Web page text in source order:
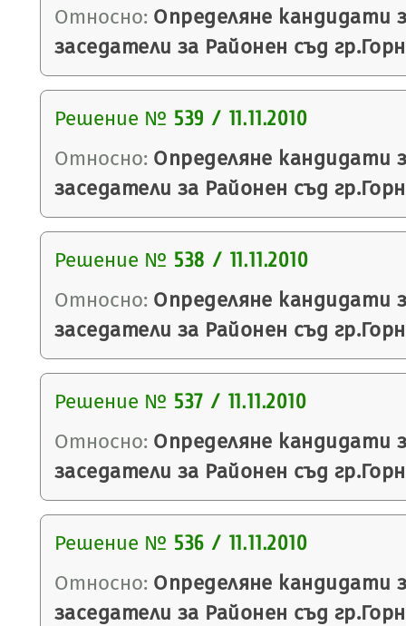
Относно: Определяне кандидати
заседатели за Районен съд
Решение № 539 / 11.11.2010
Относно: Определяне кандидати
заседатели за Районен съд
Решение № 538 / 11.11.2010
Относно: Определяне кандидати
заседатели за Районен съд
Решение № 537 / 11.11.2010
Относно: Определяне кандидати
заседатели за Районен съд
Решение № 536 / 11.11.2010
Относно: Определяне кандидати
заседатели за Районен съд